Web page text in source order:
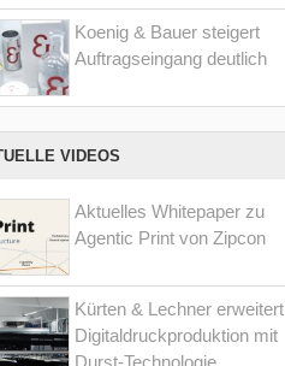
Koenig & Bauer steigert
Auftragseingang deutlich
VIDEOS
Aktuelles Whitepaper zu
Agentic Print von Zipcon
Kürten & Lechner erweitert
Digitaldruckproduktion mit
Durst-Technologie